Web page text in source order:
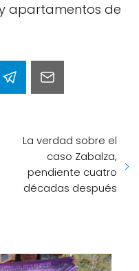
apartamentos de
La verdad sobre el
caso Zabalza,
pendiente cuatro
décadas después